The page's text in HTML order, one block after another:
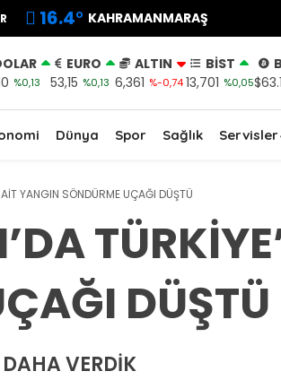
16.4° KAHRAMANMARAŞ
%0,13
EURO
53,15 %0,13
ALTIN
6,361 %-0,74
BİST
13,701 %0,05
Dünya Spor Sağlık Servisler
AİT YANGIN SÖNDÜRME UÇAĞI DÜŞTÜ
DÜŞTÜ
VERDİK